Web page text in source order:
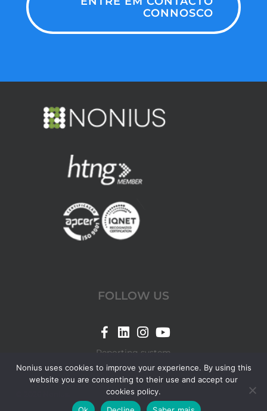
CONNOSCO
FOLLOW US
Link
Nonius
Facebook
page
Link
Nonius
LinkedIn
page
Link
Nonius
Instagram
page
Link
Nonius
YouTube
page
Reporting system
Nonius uses cookies to improve your experience. By using this
website you are consenting to their use and accept our
cookies policy.